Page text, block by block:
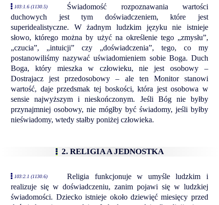
103:1.6 (1130.5)
Świadomość rozpoznawania wartości
duchowych jest tym doświadczeniem, które jest
superidealistyczne. W żadnym ludzkim języku nie istnieje
słowo, którego można by użyć na określenie tego „zmysłu”,
„czucia”, „intuicji” czy „doświadczenia”, tego, co my
postanowiliśmy nazywać uświadomieniem sobie Boga. Duch
Boga, który mieszka w człowieku, nie jest osobowy –
Dostrajacz jest przedosobowy – ale ten Monitor stanowi
wartość, daje przedsmak tej boskości, która jest osobowa w
sensie najwyższym i nieskończonym. Jeśli Bóg nie byłby
przynajmniej osobowy, nie mógłby być świadomy, jeśli byłby
nieświadomy, wtedy stałby poniżej człowieka.
2. RELIGIA A JEDNOSTKA
103:2.1 (1130.6)
Religia funkcjonuje w umyśle ludzkim i
realizuje się w doświadczeniu, zanim pojawi się w ludzkiej
świadomości. Dziecko istnieje około dziewięć miesięcy przed